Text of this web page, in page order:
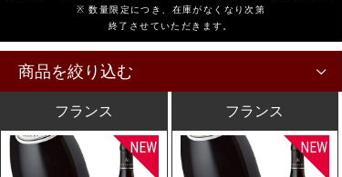
※ 数量限定につき、在庫がなくなり次第
終了させていただきます。
商品を絞り込む
フランス フランス